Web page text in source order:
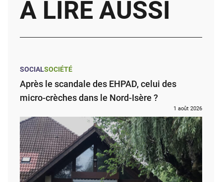
À LIRE AUSSI
SOCIALSOCIÉTÉ
Après le scandale des EHPAD, celui des
micro-crèches dans le Nord-Isère ?
1 août 2026